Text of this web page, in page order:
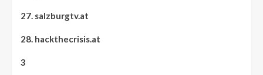
27. salzburgtv.at
28. hackthecrisis.at
3